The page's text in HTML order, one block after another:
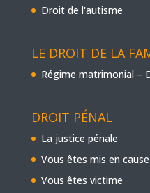
Droit de l'autisme
LE DROIT DE LA
Régime matrimonial –
DROIT PÉNAL
La justice pénale
Vous êtes mis en cause
Vous êtes victime